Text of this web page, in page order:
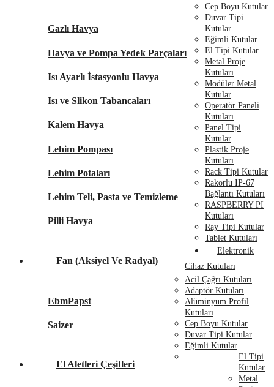
Gazlı Havya
Havya ve Pompa Yedek Parçaları
Isı Ayarlı İstasyonlu Havya
Isı ve Slikon Tabancaları
Kalem Havya
Lehim Pompası
Lehim Potaları
Lehim Teli, Pasta ve Temizleme
Pilli Havya
Fan (Aksiyel Ve Radyal)
EbmPapst
Saizer
El Aletleri Çeşitleri
Cep Boyu Kutular
Duvar Tipi
Kutular
Eğimli Kutular
El Tipi Kutular
Metal Proje
Kutuları
Modüler Metal
Kutular
Operatör Paneli
Kutuları
Panel Tipi
Kutular
Plastik Proje
Kutuları
Rack Tipi Kutular
Rakorlu IP-67
Bağlantı Kutuları
RASPBERRY PI
Kutuları
Ray Tipi Kutular
Tablet Kutuları
Elektronik
Cihaz Kutuları
Acil Çağrı Kutuları
Adaptör Kutuları
Alüminyum Profil
Kutuları
Cep Boyu Kutular
Duvar Tipi Kutular
Eğimli Kutular
El Tipi
Kutular
Metal